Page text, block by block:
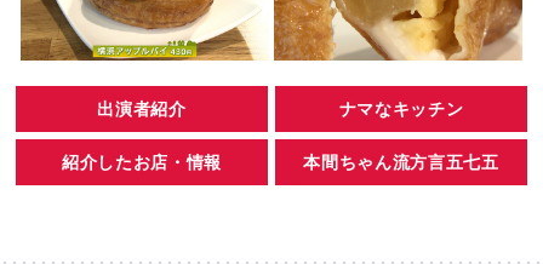
出演者紹介 ナマなキッチン
紹介したお店・情報 本間ちゃん流方言五七五